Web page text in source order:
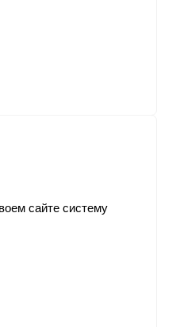
сайте систему